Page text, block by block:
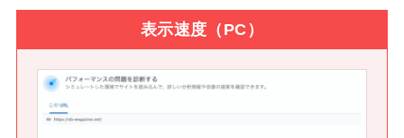
表示速度（PC）